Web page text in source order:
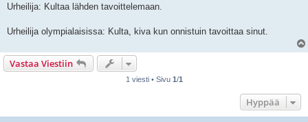
i
Urheilija: Kultaa lähden tavoittelemaan.
Urheilija olympialaisissa: Kulta, kiva kun onnistuin tavoittaa sinut.
Vastaa Viestiin
1 viesti • Sivu 1/1
Hyppää